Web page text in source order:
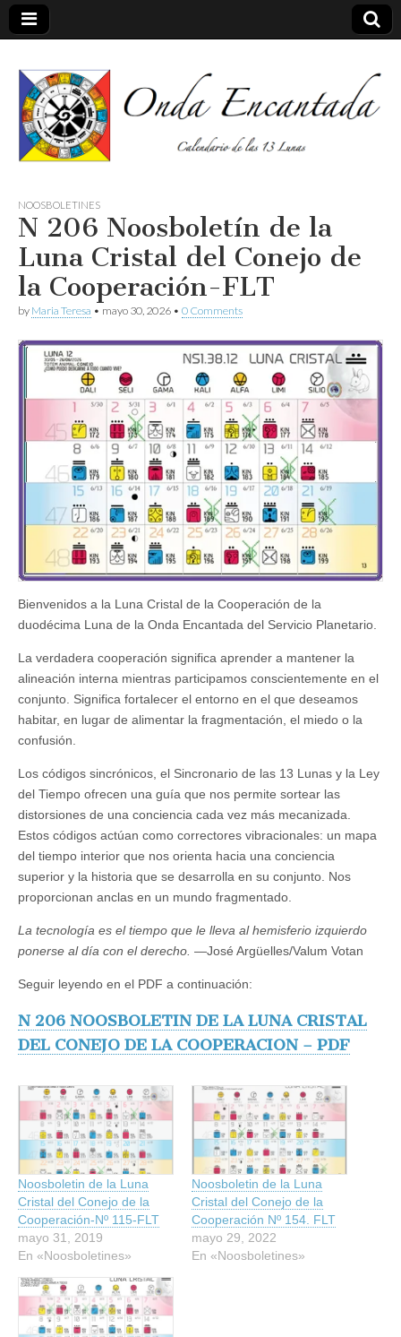
Onda
encantada
NOOSBOLETINES
N 206 Noosboletín de la
Luna Cristal del Conejo de
la Cooperación-FLT
by Maria Teresa • mayo 30, 2026 • 0 Comments
Bienvenidos a la Luna Cristal de la Cooperación de la
duodécima Luna de la Onda Encantada del Servicio Planetario.
La verdadera cooperación significa aprender a mantener la
alineación interna mientras participamos conscientemente en el
conjunto. Significa fortalecer el entorno en el que deseamos
habitar, en lugar de alimentar la fragmentación, el miedo o la
confusión.
Los códigos sincrónicos, el Sincronario de las 13 Lunas y la Ley
del Tiempo ofrecen una guía que nos permite sortear las
distorsiones de una conciencia cada vez más mecanizada.
Estos códigos actúan como correctores vibracionales: un mapa
del tiempo interior que nos orienta hacia una conciencia
superior y la historia que se desarrolla en su conjunto. Nos
proporcionan anclas en un mundo fragmentado.
La tecnología es el tiempo que le lleva al hemisferio izquierdo
ponerse al día con el derecho. —José Argüelles/Valum Votan
Seguir leyendo en el PDF a continuación:
N 206 NOOSBOLETIN DE LA LUNA CRISTAL
DEL CONEJO DE LA COOPERACION – PDF
Noosboletin de la Luna
Cristal del Conejo de la
Cooperación-Nº 115-FLT
mayo 31, 2019
En «Noosboletines»
Noosboletin de la Luna
Cristal del Conejo de la
Cooperación Nº 154. FLT
mayo 29, 2022
En «Noosboletines»